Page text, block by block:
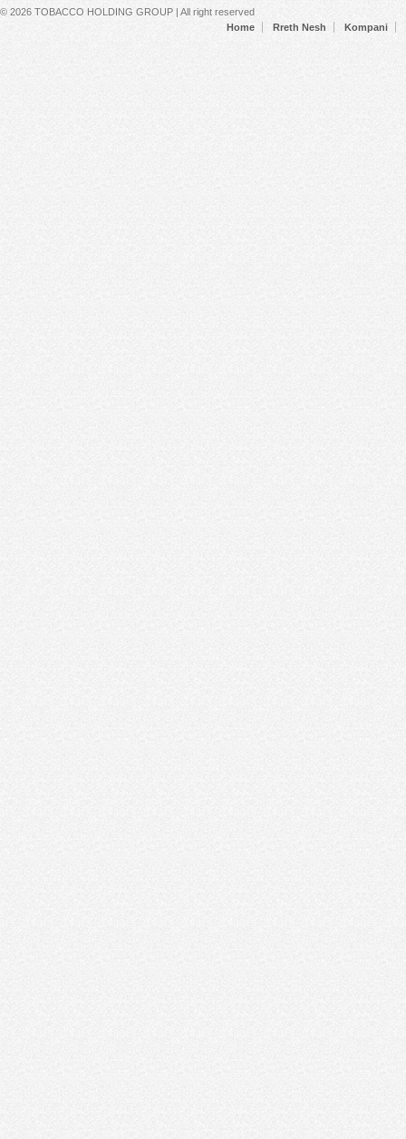
© 2026 TOBACCO HOLDING GROUP | All right reserved
Secondary menu
Home Rreth Nesh Kompani